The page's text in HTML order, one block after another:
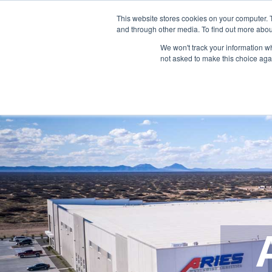
This website stores cookies on your
and through other media. To find out more
We won't track your information
not asked to make this choice